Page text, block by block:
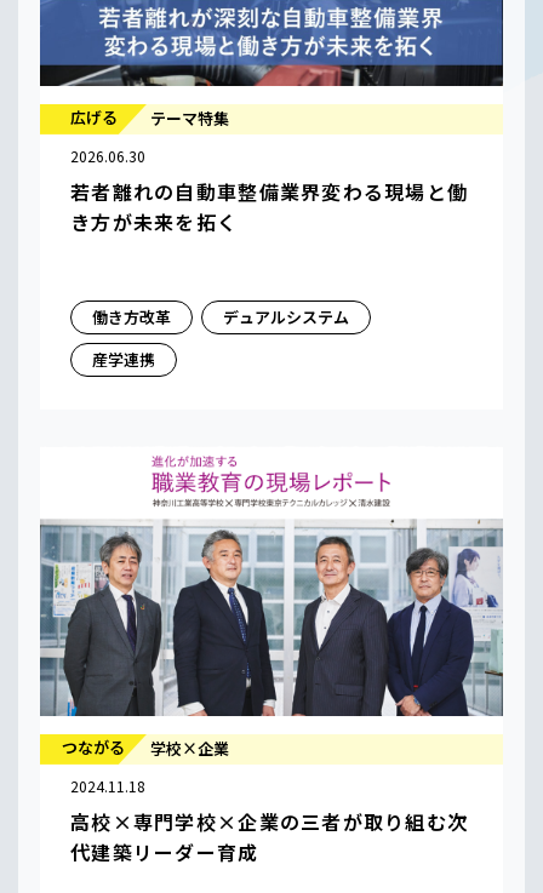
広げる テーマ特集
2026.06.30
若者離れの自動車整備業界変わる現場と働
き方が未来を拓く
働き方改革
デュアルシステム
産学連携
つながる 学校×企業
2024.11.18
高校×専門学校×企業の三者が取り組む次
代建築リーダー育成